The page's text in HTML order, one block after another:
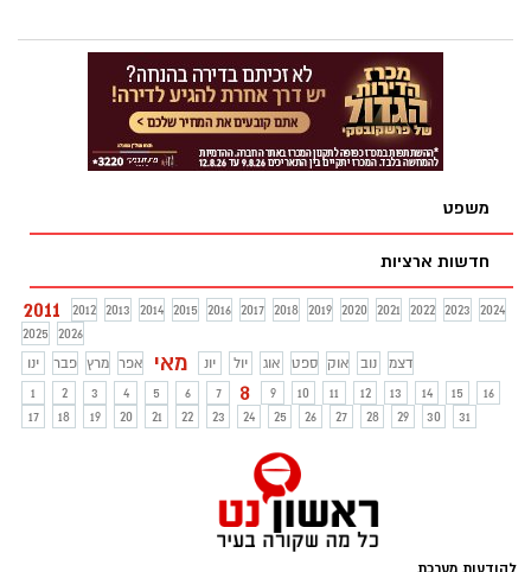
משפט
חדשות ארציות
2011 2012 2013 2014 2015 2016 2017 2018 2019 2020 2021 2022 2023
2024
2025
2026
ינו
פבר מרץ אפר מאי יונ יול אוג ספט אוק נוב
דצמ
1
2 3 4 5 6 7 8 9 10 11 12 13 14 15
16
17
18 19 20 21 22 23 24 25 26 27 28 29 30 31